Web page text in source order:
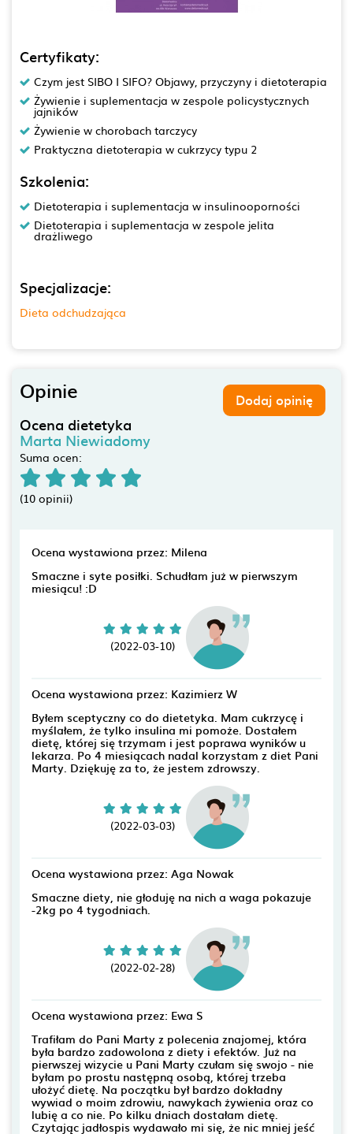
Certyfikaty:
Czym jest SIBO I SIFO? Objawy, przyczyny i dietoterapia
Żywienie i suplementacja w zespole policystycznych
jajników
Żywienie w chorobach tarczycy
Praktyczna dietoterapia w cukrzycy typu 2
Szkolenia:
Dietoterapia i suplementacja w insulinooporności
Dietoterapia i suplementacja w zespole jelita
drażliwego
Specjalizacje:
Dieta odchudzająca
Opinie Dodaj opinię
Ocena dietetyka
Marta Niewiadomy
Suma ocen:
(10 opinii)
Ocena wystawiona przez: Milena
Smaczne i syte posiłki. Schudłam już w pierwszym
miesiącu! :D
(2022-03-10)
Ocena wystawiona przez: Kazimierz W
Byłem sceptyczny co do dietetyka. Mam cukrzycę i
myślałem, że tylko insulina mi pomoże. Dostałem
dietę, której się trzymam i jest poprawa wyników u
lekarza. Po 4 miesiącach nadal korzystam z diet Pani
Marty. Dziękuję za to, że jestem zdrowszy.
(2022-03-03)
Ocena wystawiona przez: Aga Nowak
Smaczne diety, nie głoduję na nich a waga pokazuje
-2kg po 4 tygodniach.
(2022-02-28)
Ocena wystawiona przez: Ewa S
Trafiłam do Pani Marty z polecenia znajomej, która
była bardzo zadowolona z diety i efektów. Już na
pierwszej wizycie u Pani Marty czułam się swojo - nie
byłam po prostu następną osobą, której trzeba
ułożyć dietę. Na początku był bardzo dokładny
wywiad o moim zdrowiu, nawykach żywienia oraz co
lubię a co nie. Po kilku dniach dostałam dietę.
Czytając jadłospis wydawało mi się, że nic mniej jeść